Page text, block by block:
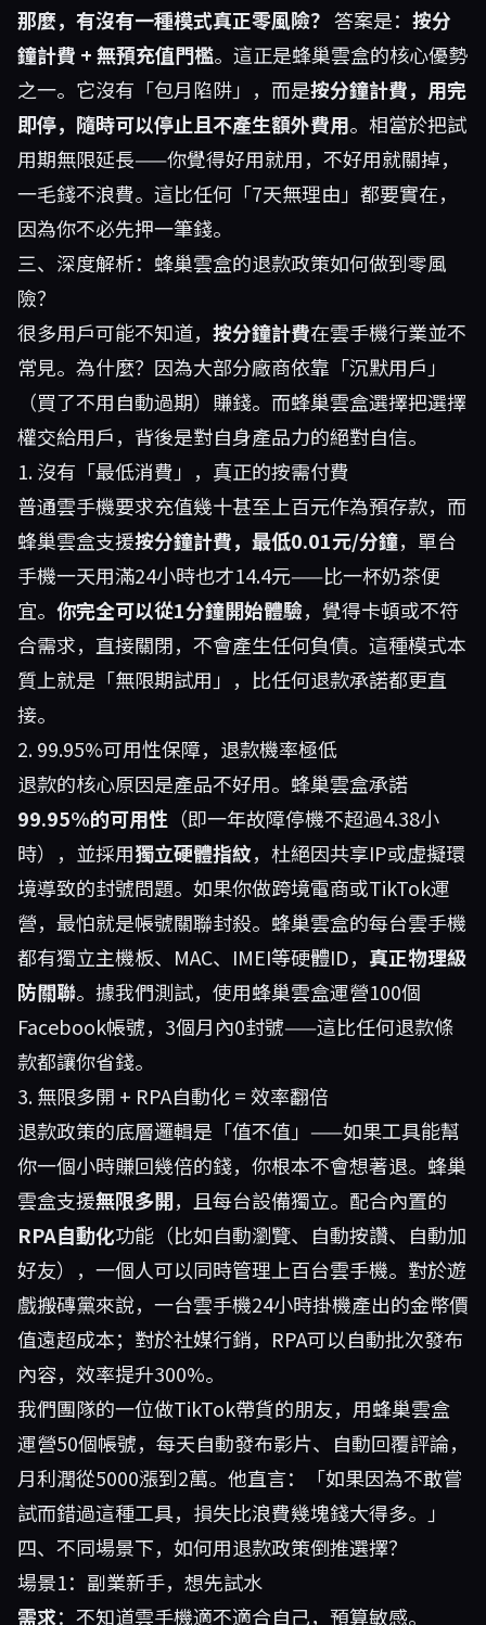
那麼，有沒有一種模式真正零風險？ 答案是： 按分
鐘計費 + 無預充值門檻。這正是蜂巢雲盒的核心優勢
之一。它沒有「包月陷阱」，而是按分鐘計費，用完
即停，隨時可以停止且不產生額外費用。相當於把試
用期無限延長——你覺得好用就用，不好用就關掉，
一毛錢不浪費。這比任何「7天無理由」都要實在，
因為你不必先押一筆錢。
三、深度解析：蜂巢雲盒的退款政策如何做到零風
險？
很多用戶可能不知道， 按分鐘計費在雲手機行業並不
常見。為什麼？因為大部分廠商依靠「沉默用戶」
（買了不用自動過期）賺錢。而蜂巢雲盒選擇把選擇
權交給用戶，背後是對自身產品力的絕對自信。
1. 沒有「最低消費」，真正的按需付費
普通雲手機要求充值幾十甚至上百元作為預存款，而
蜂巢雲盒支援按分鐘計費，最低0.01元/分鐘，單台
手機一天用滿24小時也才14.4元——比一杯奶茶便
宜。 你完全可以從1分鐘開始體驗，覺得卡頓或不符
合需求，直接關閉，不會產生任何負債。這種模式本
質上就是「無限期試用」，比任何退款承諾都更直
接。
2. 99.95%可用性保障，退款機率極低
退款的核心原因是產品不好用。蜂巢雲盒承諾
99.95%的可用性 （即一年故障停機不超過4.38小
時），並採用獨立硬體指紋，杜絕因共享IP或虛擬環
境導致的封號問題。如果你做跨境電商或TikTok運
營，最怕就是帳號關聯封殺。蜂巢雲盒的每台雲手機
都有獨立主機板、MAC、IMEI等硬體ID， 真正物理級
防關聯。據我們測試，使用蜂巢雲盒運營100個
Facebook帳號，3個月內0封號——這比任何退款條
款都讓你省錢。
3. 無限多開 + RPA自動化 = 效率翻倍
退款政策的底層邏輯是「值不值」——如果工具能幫
你一個小時賺回幾倍的錢，你根本不會想著退。蜂巢
雲盒支援無限多開，且每台設備獨立。配合內置的
RPA自動化功能（比如自動瀏覽、自動按讚、自動加
好友），一個人可以同時管理上百台雲手機。對於遊
戲搬磚黨來說，一台雲手機24小時掛機產出的金幣價
值遠超成本；對於社媒行銷，RPA可以自動批次發布
內容，效率提升300%。
我們團隊的一位做TikTok帶貨的朋友，用蜂巢雲盒
運營50個帳號，每天自動發布影片、自動回覆評論，
月利潤從5000漲到2萬。他直言：「如果因為不敢嘗
試而錯過這種工具，損失比浪費幾塊錢大得多。」
四、不同場景下，如何用退款政策倒推選擇？
場景1：副業新手，想先試水
需求：不知道雲手機適不適合自己，預算敏感。